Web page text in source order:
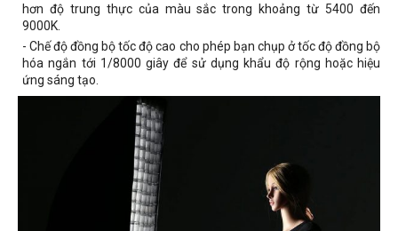
hơn độ trung thực của màu sắc trong khoảng từ 5400 đến
9000K.
- Chế độ đồng bộ tốc độ cao cho phép bạn chụp ở tốc độ đồng bộ
hóa ngắn tới 1/8000 giây để sử dụng khẩu độ rộng hoặc hiệu
ứng sáng tạo.